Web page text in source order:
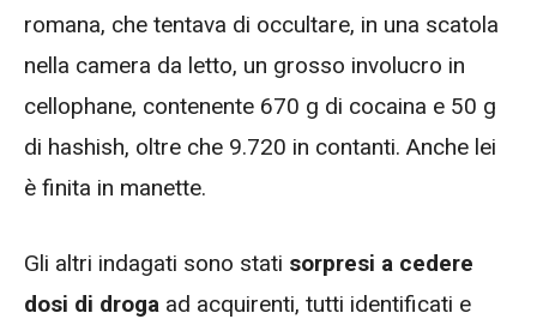
romana, che tentava di occultare, in una scatola
nella camera da letto, un grosso involucro in
cellophane, contenente 670 g di cocaina e 50 g
di hashish, oltre che 9.720 in contanti. Anche lei
è finita in manette.
Gli altri indagati sono stati sorpresi a cedere
dosi di droga ad acquirenti, tutti identificati e